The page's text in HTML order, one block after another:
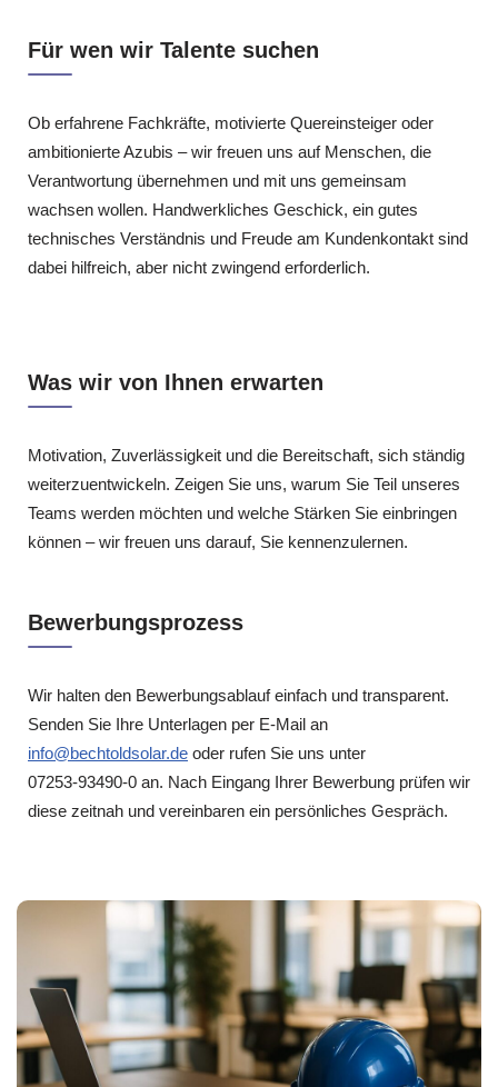
Für wen wir Talente suchen
Ob erfahrene Fachkräfte, motivierte Quereinsteiger oder
ambitionierte Azubis – wir freuen uns auf Menschen, die
Verantwortung übernehmen und mit uns gemeinsam
wachsen wollen. Handwerkliches Geschick, ein gutes
technisches Verständnis und Freude am Kundenkontakt sind
dabei hilfreich, aber nicht zwingend erforderlich.
Bewerbungsprozess
Wir halten den Bewerbungsablauf einfach und transparent.
Senden Sie Ihre Unterlagen per E‑Mail an
info@bechtoldsolar.de oder rufen Sie uns unter
07253‑93490‑0 an. Nach Eingang Ihrer Bewerbung prüfen wir
diese zeitnah und vereinbaren ein persönliches Gespräch.
Was wir von Ihnen erwarten
Motivation, Zuverlässigkeit und die Bereitschaft, sich ständig
weiterzuentwickeln. Zeigen Sie uns, warum Sie Teil unseres
Teams werden möchten und welche Stärken Sie einbringen
können – wir freuen uns darauf, Sie kennenzulernen.